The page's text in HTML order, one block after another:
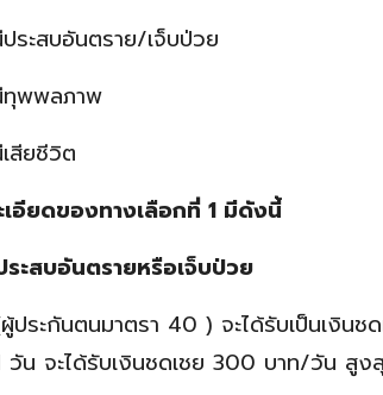
ะสบอันตราย/เจ็บป่วย
พพลภาพ
สียชีวิต
เอียดของทางเลือกที่ 1 มีดังนี้
ะสบอันตรายหรือเจ็บป่วย
(ผู้ประกันตนมาตรา 40 ) จะได้รับเป็นเงิน
วัน จะได้รับเงินชดเชย 300 บาท/วัน สู